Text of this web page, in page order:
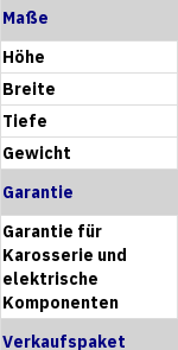
Maße
Höhe
Breite
Tiefe
Gewicht
Garantie
Garantie für
Karosserie und
elektrische
Komponenten
Verkaufspaket